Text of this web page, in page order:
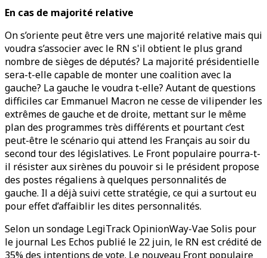
En cas de majorité relative
On s’oriente peut être vers une majorité relative mais qui
voudra s’associer avec le RN s'il obtient le plus grand
nombre de sièges de députés? La majorité présidentielle
sera-t-elle capable de monter une coalition avec la
gauche? La gauche le voudra t-elle? Autant de questions
difficiles car Emmanuel Macron ne cesse de vilipender les
extrêmes de gauche et de droite, mettant sur le même
plan des programmes très différents et pourtant c’est
peut-être le scénario qui attend les Français au soir du
second tour des législatives. Le Front populaire pourra-t-
il résister aux sirènes du pouvoir si le président propose
des postes régaliens à quelques personnalités de
gauche. Il a déjà suivi cette stratégie, ce qui a surtout eu
pour effet d’affaiblir les dites personnalités.
Selon un sondage LegiTrack OpinionWay-Vae Solis pour
le journal Les Echos publié le 22 juin, le RN est crédité de
35% des intentions de vote. Le nouveau Front populaire